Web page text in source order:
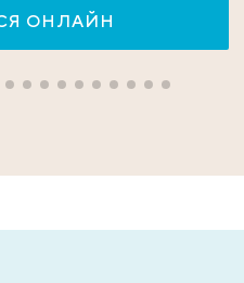
ОНЛАЙН